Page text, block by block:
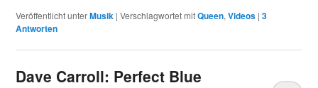
Veröffentlicht unterMusik |Verschlagwortet mitQueen,Videos |3
Antworten
Dave Carroll: Perfect Blue